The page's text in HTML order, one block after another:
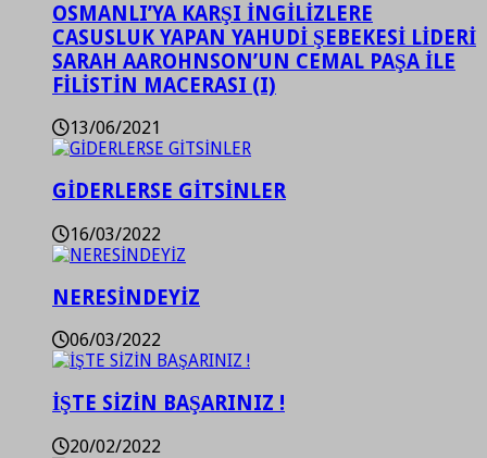
OSMANLI’YA KARŞI İNGİLİZLERE
CASUSLUK YAPAN YAHUDİ ŞEBEKESİ LİDERİ
SARAH AAROHNSON’UN CEMAL PAŞA İLE
FİLİSTİN MACERASI (I)
13/06/2021
GİDERLERSE GİTSİNLER
16/03/2022
NERESİNDEYİZ
06/03/2022
İŞTE SİZİN BAŞARINIZ !
20/02/2022